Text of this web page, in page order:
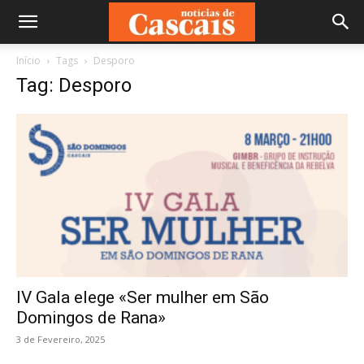
Início Tags Desporo
Tag: Desporo
IV Gala elege «Ser mulher em São
Domingos de Rana»
3 de Fevereiro, 2025